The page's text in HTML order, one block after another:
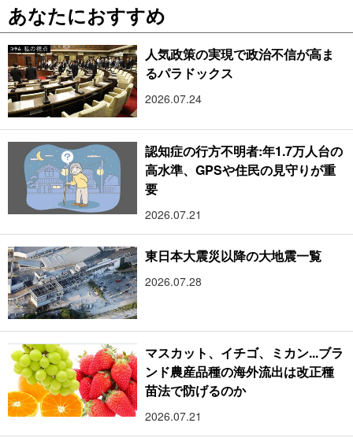
あなたにおすすめ
人気政策の実現で政治不信が高ま
るパラドックス
2026.07.24
認知症の行方不明者:年1.7万人台の
高水準、GPSや住民の見守りが重
要
2026.07.21
東日本大震災以降の大地震一覧
2026.07.28
マスカット、イチゴ、ミカン...ブラ
ンド農産品種の海外流出は改正種
苗法で防げるのか
2026.07.21